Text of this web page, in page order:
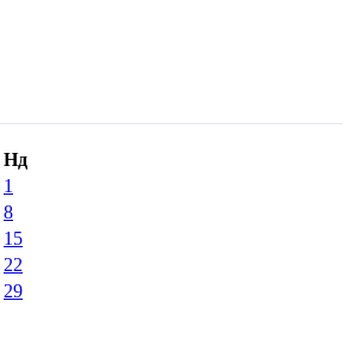
Нд
1
8
15
22
29